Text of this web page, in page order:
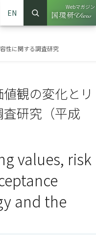
EN
サイト内検索
検索
Webマガジン
（別ウイ
性に関する調査研究
観の変化とリ
研究（平成
values, risk
and the